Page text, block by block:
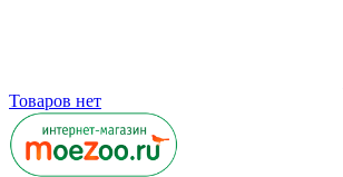
Товаров нет